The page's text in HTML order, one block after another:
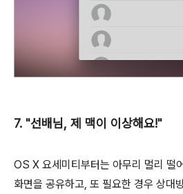
7. "선배님, 제 맥이 이상해요!"
OS X 요세미티부터는 아무리 멀리 떨
화면을 공유하고, 또 필요한 경우 상대